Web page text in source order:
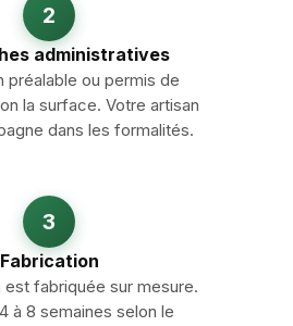
2
administratives
préalable ou permis de
la surface. Votre artisan
dans les formalités.
3
Fabrication
est fabriquée sur mesure.
à 8 semaines selon le